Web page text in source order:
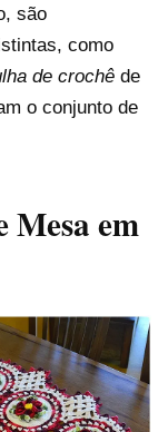
são
como
de crochê de
o conjunto de
em